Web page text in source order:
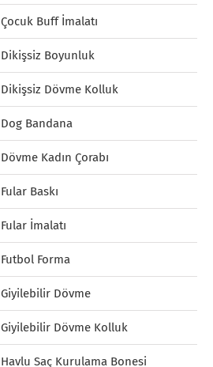
Çocuk Buff İmalatı
Dikişsiz Boyunluk
Dikişsiz Dövme Kolluk
Dog Bandana
Dövme Kadın Çorabı
Fular Baskı
Fular İmalatı
Futbol Forma
Giyilebilir Dövme
Giyilebilir Dövme Kolluk
Havlu Saç Kurulama Bonesi